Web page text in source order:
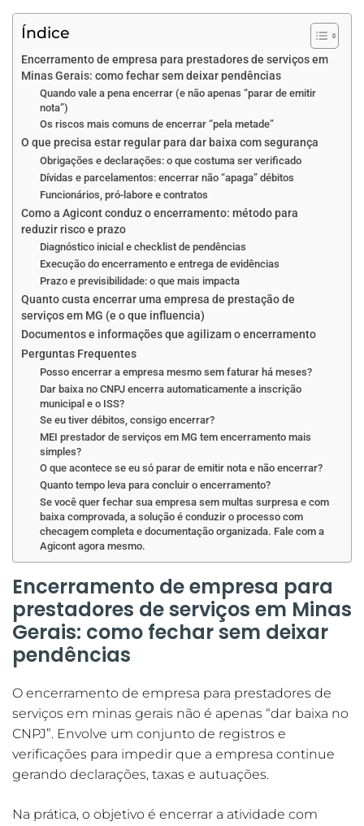
Índice
Encerramento de empresa para prestadores de serviços em
Minas Gerais: como fechar sem deixar pendências
Quando vale a pena encerrar (e não apenas “parar de emitir
nota”)
Os riscos mais comuns de encerrar “pela metade”
O que precisa estar regular para dar baixa com segurança
Obrigações e declarações: o que costuma ser verificado
Dívidas e parcelamentos: encerrar não “apaga” débitos
Funcionários, pró-labore e contratos
Como a Agicont conduz o encerramento: método para
reduzir risco e prazo
Diagnóstico inicial e checklist de pendências
Execução do encerramento e entrega de evidências
Prazo e previsibilidade: o que mais impacta
Quanto custa encerrar uma empresa de prestação de
serviços em MG (e o que influencia)
Documentos e informações que agilizam o encerramento
Perguntas Frequentes
Posso encerrar a empresa mesmo sem faturar há meses?
Dar baixa no CNPJ encerra automaticamente a inscrição
municipal e o ISS?
Se eu tiver débitos, consigo encerrar?
MEI prestador de serviços em MG tem encerramento mais
simples?
O que acontece se eu só parar de emitir nota e não encerrar?
Quanto tempo leva para concluir o encerramento?
Se você quer fechar sua empresa sem multas surpresa e com
baixa comprovada, a solução é conduzir o processo com
checagem completa e documentação organizada. Fale com a
Agicont agora mesmo.
Encerramento de empresa para
prestadores de serviços em Minas
Gerais: como fechar sem deixar
pendências
O encerramento de empresa para prestadores de
serviços em minas gerais não é apenas “dar baixa no
CNPJ”. Envolve um conjunto de registros e
verificações para impedir que a empresa continue
gerando declarações, taxas e autuações.
Na prática, o objetivo é encerrar a atividade com